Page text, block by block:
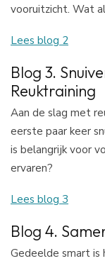
vooruitzicht. Wat
Lees blog 2
Blog 3.
Reuktraining
Aan de slag met
eerste paar keer
is belangrijk voor
ervaren?
Lees blog 3
Blog 4.
Gedeelde smart is